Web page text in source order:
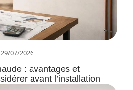
29/07/2026
: avantages et
avant l’installation